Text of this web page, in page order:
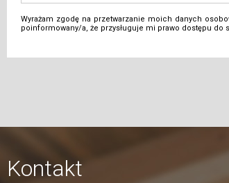
Wyrażam zgodę na przetwarzanie moich danych
poinformowany/a, że przysługuje mi prawo dostępu
Kontakt